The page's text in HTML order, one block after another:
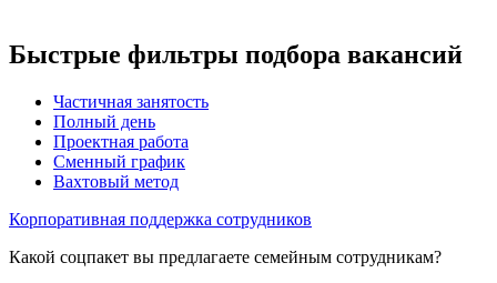
Быстрые фильтры подбора вакансий
Частичная занятость
Полный день
Проектная работа
Сменный график
Вахтовый метод
Корпоративная поддержка сотрудников
Какой соцпакет вы предлагаете семейным сотрудникам?